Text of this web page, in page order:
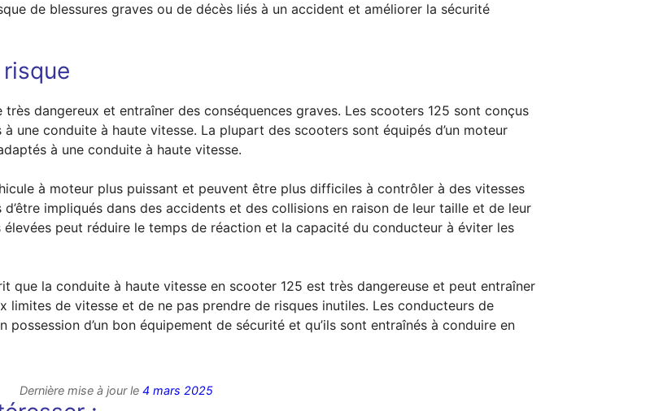
de blessures graves ou de décès liés à un accident et améliorer la sécurité
dangereux et entraîner des conséquences graves. Les scooters 125 sont conçus
une conduite à haute vitesse. La plupart des scooters sont équipés d’un moteur
à une conduite à haute vitesse.
à moteur plus puissant et peuvent être plus difficiles à contrôler à des vitesses
impliqués dans des accidents et des collisions en raison de leur taille et de leur
peut réduire le temps de réaction et la capacité du conducteur à éviter les
que la conduite à haute vitesse en scooter 125 est très dangereuse et peut entraîner
limites de vitesse et de ne pas prendre de risques inutiles. Les conducteurs de
possession d’un bon équipement de sécurité et qu’ils sont entraînés à conduire en
Dernière mise à jour le 4 mars 2025